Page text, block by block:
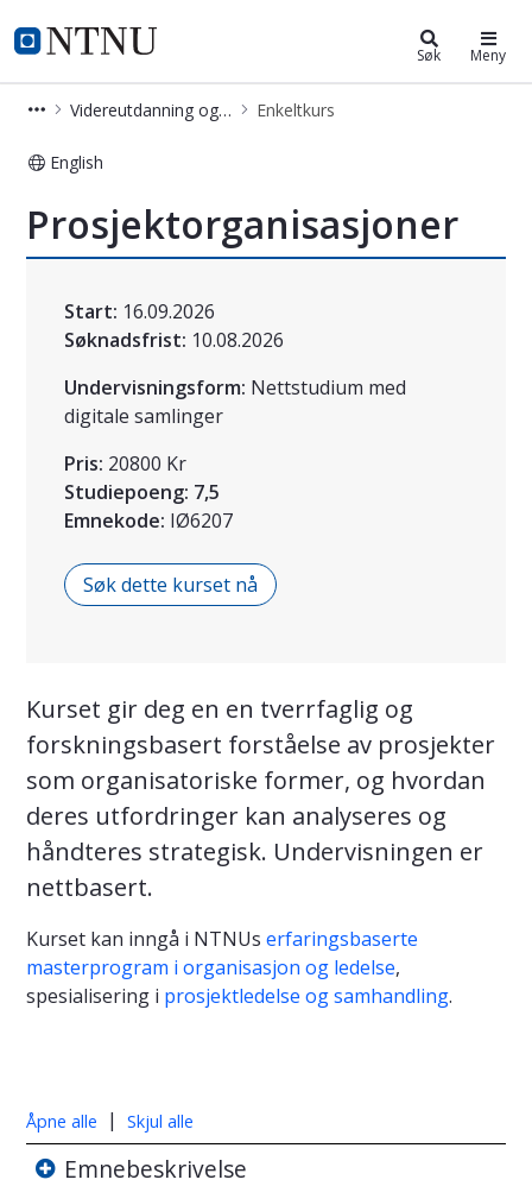
NTNU Hjemmeside
Videreutdanning og deltidsstudier
Søk Meny
Videreutdanning og deltidsstudier Enkeltkurs
English
Prosjektorganisasjoner - Kurs - EVU
Prosjektorganisasjoner
Start: 16.09.2026
Søknadsfrist: 10.08.2026
Undervisningsform: Nettstudium med
digitale samlinger
Pris: 20800 Kr
Studiepoeng: 7,5
Emnekode: IØ6207
Søk dette kurset nå
Kurset gir deg en en tverrfaglig og
forskningsbasert forståelse av prosjekter
som organisatoriske former, og hvordan
deres utfordringer kan analyseres og
håndteres strategisk. Undervisningen er
nettbasert.
Kurset kan inngå i NTNUs erfaringsbaserte
masterprogram i organisasjon og ledelse,
spesialisering i prosjektledelse og samhandling.
Åpne alle | Skjul alle
Emnebeskrivelse